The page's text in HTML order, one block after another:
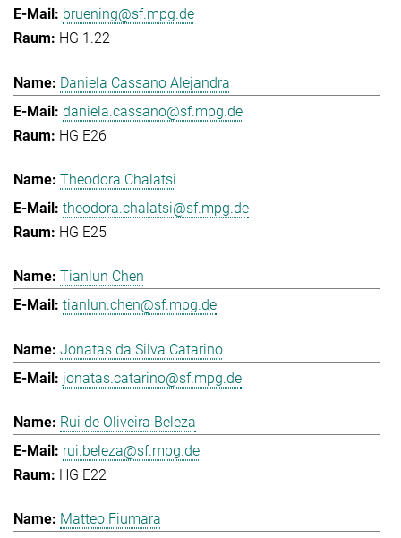
bruening@sf.mpg.de
HG 1.22
Daniela Cassano Alejandra
daniela.cassano@sf.mpg.de
HG E26
Theodora Chalatsi
theodora.chalatsi@sf.mpg.de
HG E25
Tianlun Chen
tianlun.chen@sf.mpg.de
Jonatas da Silva Catarino
jonatas.catarino@sf.mpg.de
Rui de Oliveira Beleza
rui.beleza@sf.mpg.de
HG E22
Matteo Fiumara